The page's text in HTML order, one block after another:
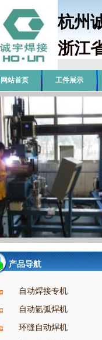
杭州
浙江
网站首页 工件展示
产品导航
自动焊接专机
自动氩弧焊机
环缝自动焊机